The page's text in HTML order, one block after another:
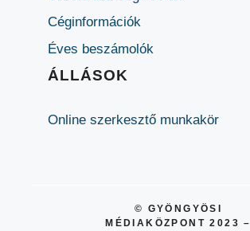
Céginformációk
Éves beszámolók
ÁLLÁSOK
Online szerkesztő munkakör
© GYÖNGYÖSI
MÉDIAKÖZPONT 2023 –